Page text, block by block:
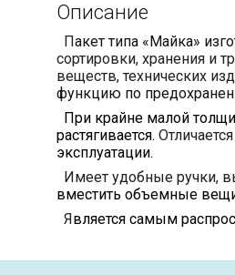
Описание
Пакет типа «Майка»
сортировки, хранения и
веществ, технических
функцию по
При крайне малой
растягивается.
эксплуатации.
Имеет удобные ручки,
вместить объемные
Является самым